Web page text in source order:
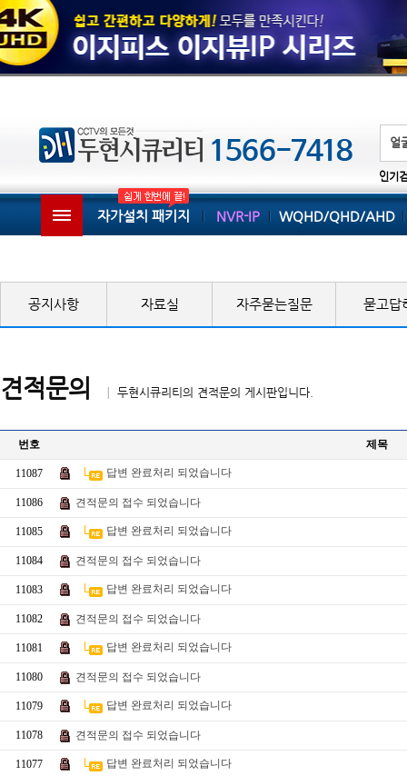
인기
자가설치 패키지 NVR-IP WQHD/QHD/AHD
공지사항 자료실 자주묻는질문 묻고답
견적문의 │ 두현시큐리티의 견적문의 게시판입니다.
번호 제목
11087 답변 완료처리 되었습니다
11086 견적문의 접수 되었습니다
11085 답변 완료처리 되었습니다
11084 견적문의 접수 되었습니다
11083 답변 완료처리 되었습니다
11082 견적문의 접수 되었습니다
11081 답변 완료처리 되었습니다
11080 견적문의 접수 되었습니다
11079 답변 완료처리 되었습니다
11078 견적문의 접수 되었습니다
11077 답변 완료처리 되었습니다